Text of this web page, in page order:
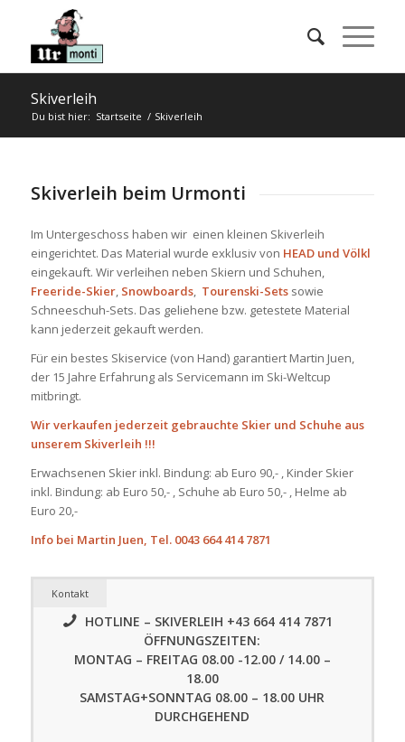
Skiverleih
Du bist hier: Startseite / Skiverleih
Skiverleih beim Urmonti
Im Untergeschoss haben wir einen kleinen Skiverleih
eingerichtet. Das Material wurde exklusiv von HEAD und Völkl
eingekauft. Wir verleihen neben Skiern und Schuhen,
Freeride-Skier, Snowboards, Tourenski-Setssowie
Schneeschuh-Sets. Das geliehene bzw. getestete Material
kann jederzeit gekauft werden.
Für ein bestes Skiservice (von Hand) garantiert Martin Juen,
der 15 Jahre Erfahrung als Servicemann im Ski-Weltcup
mitbringt.
Wir verkaufen jederzeit gebrauchte Skier und Schuhe aus
unserem Skiverleih !!!
Erwachsenen Skier inkl. Bindung: ab Euro 90,- , Kinder Skier
inkl. Bindung: ab Euro 50,- , Schuhe ab Euro 50,- , Helme ab
Euro 20,-
Info bei Martin Juen, Tel. 0043 664 414 7871
Kontakt
HOTLINE – SKIVERLEIH +43 664 414 7871
ÖFFNUNGSZEITEN:
MONTAG – FREITAG 08.00 -12.00 / 14.00 –
18.00
SAMSTAG+SONNTAG 08.00 – 18.00 UHR
DURCHGEHEND